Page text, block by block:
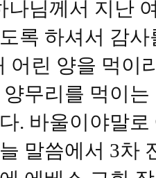
나님께서 지난
록 하셔서 감
어린 양을 먹이
양무리를 먹이
. 바울이야말
말씀에서 3차